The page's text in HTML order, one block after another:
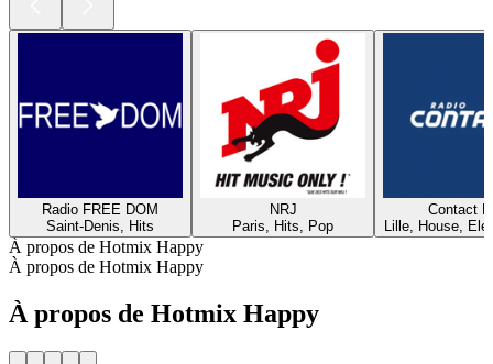
Radio FREE DOM
Saint-Denis, Hits
NRJ
Paris, Hits, Pop
Contact
Lille, House,
À propos de Hotmix Happy
À propos de Hotmix Happy
À propos de Hotmix Happy